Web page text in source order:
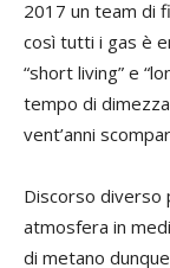
2017 un team di
così tutti i gas è
“short living” e
tempo di
vent’anni
Discorso diverso
atmosfera in
di metano